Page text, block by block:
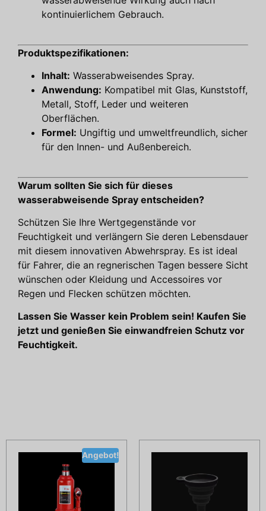
kontinuierlichem Gebrauch.
Produktspezifikationen:
Inhalt: Wasserabweisendes Spray.
Anwendung: Kompatibel mit Glas, Kunststoff,
Metall, Stoff, Leder und weiteren
Oberflächen.
Formel: Ungiftig und umweltfreundlich, sicher
für den Innen- und Außenbereich.
Warum sollten Sie sich für dieses
wasserabweisende Spray entscheiden?
Schützen Sie Ihre Wertgegenstände vor
Feuchtigkeit und verlängern Sie deren Lebensdauer
mit diesem innovativen Abwehrspray. Es ist ideal
für Fahrer, die an regnerischen Tagen bessere Sicht
wünschen oder Kleidung und Accessoires vor
Regen und Flecken schützen möchten.
Lassen Sie Wasser kein Problem sein! Kaufen Sie
jetzt und genießen Sie einwandfreien Schutz vor
Feuchtigkeit.
Angebot!